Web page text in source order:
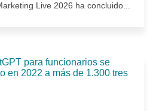
Live 2026 ha concluido...